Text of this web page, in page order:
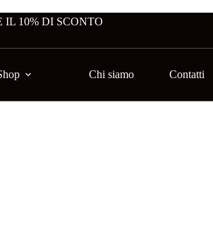
IL 10% DI SCONTO
Chi siamo Contatti